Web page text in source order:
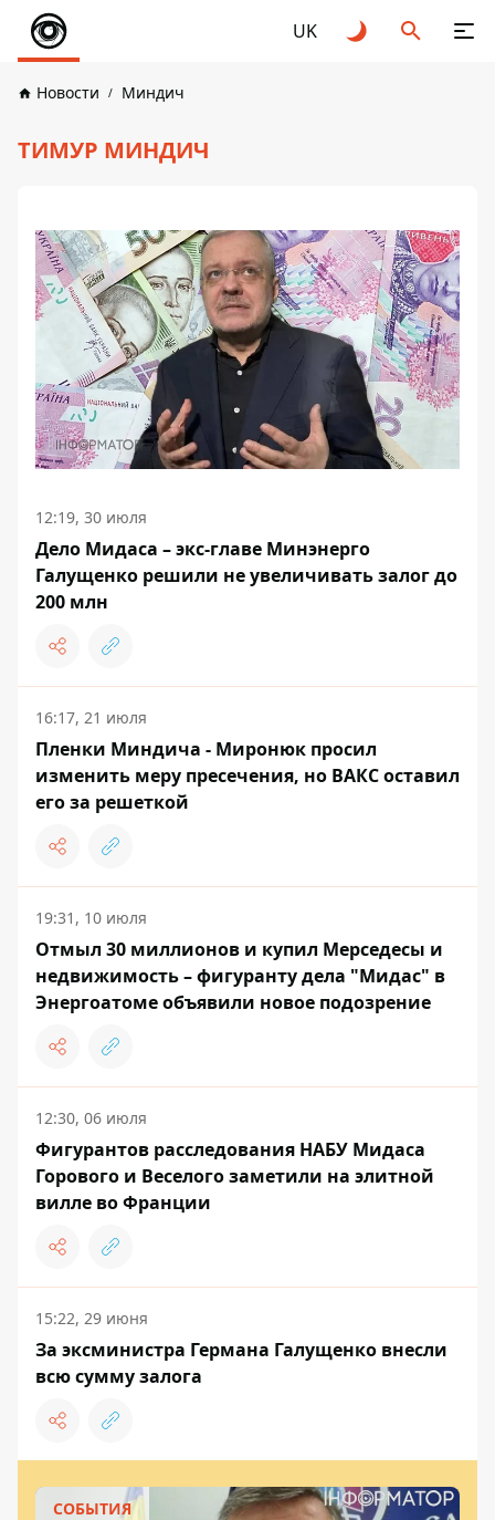
UK
Новости Миндич
ТИМУР МИНДИЧ
12:19, 30 июля
Дело Мидаса – экс-главе Минэнерго
Галущенко решили не увеличивать залог до
200 млн
16:17, 21 июля
Пленки Миндича - Миронюк просил
изменить меру пресечения, но ВАКС оставил
его за решеткой
19:31, 10 июля
Отмыл 30 миллионов и купил Мерседесы и
недвижимость – фигуранту дела "Мидас" в
Энергоатоме объявили новое подозрение
12:30, 06 июля
Фигурантов расследования НАБУ Мидаса
Горового и Веселого заметили на элитной
вилле во Франции
15:22, 29 июня
За эксминистра Германа Галущенко внесли
всю сумму залога
СОБЫТИЯ